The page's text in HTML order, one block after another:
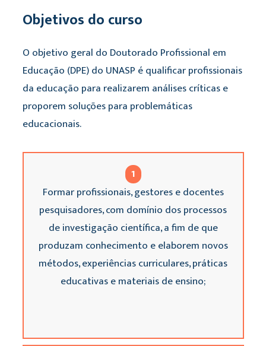
Objetivos do curso
O objetivo geral do Doutorado Profissional em
Educação (DPE) do UNASP é qualificar profissionais
da educação para realizarem análises críticas e
proporem soluções para problemáticas
educacionais.
1
Formar profissionais, gestores e docentes
pesquisadores, com domínio dos processos
de investigação científica, a fim de que
produzam conhecimento e elaborem novos
métodos, experiências curriculares, práticas
educativas e materiais de ensino;